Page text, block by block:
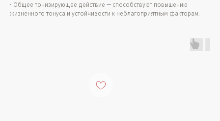
• Общее тонизирующее действие — способствуют повышению
жизненного тонуса и устойчивости к неблагоприятным факторам.